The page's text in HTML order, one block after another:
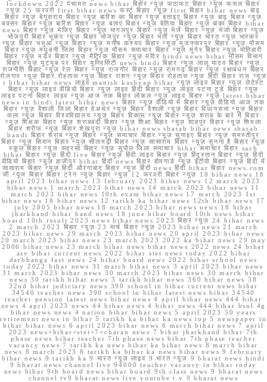
lockdown 2022 पंचायत news bihar बिहार न्यूज़ फटाफट बिहार न्यूज़ फसल बिहार
न्यूज़ 25 फरवरी first bihar news फर्स्ट बिहार न्यूज़ first बिहार bihar news बाढ़
बिहार न्यूज़ बेगूसराय बिहार न्यूज़ बारिश का बिहार न्यूज़ बताइए बिहार न्यूज़ बाढ़ बिहार न्यूज़
बक्सर बिहार न्यूज़ बारिश बिहार न्यूज़ बताएं बिहार न्यूज़ बेतिया बिहार न्यूज़ बांका बिहार bihar
news बिहार न्यूज़ भेजिए बिहार न्यूज़ भागलपुर बिहार न्यूज़ भेजें बिहार न्यूज़ भेजो बिहार न्यूज़
भोजपुरी बिहार भूकंप न्यूज़ बिहार भोजपुर न्यूज़ बिहार भर्ती न्यूज़ बिहार भारत न्यूज़ भास्कर
न्यूज़ बिहार भभुआ न्यूज़ बिहार न्यूज़ मनीष कश्यप बिहार न्यूज़ मुजफ्फरपुर बिहार न्यूज़ मौसम
बिहार न्यूज़ मधुबनी जिला बिहार न्यूज़ मौसम समाचार बिहार न्यूज़ मुंगेर बिहार न्यूज़ मोतिहारी
बिहार न्यूज़ मर्डर बिहार न्यूज़ मैट्रिक बिहार न्यूज़ मंदिर hindi news bihar मौसम विभाग
बिहार न्यूज़ यूट्यूब पर बिहार यूनिवर्सिटी news hindi बिहार न्यूज़ लालू यादव बिहार न्यूज़
राजनीति बिहार न्यूज़ रेल बिहार न्यूज़ राजगीर बिहार न्यूज़ रामगढ़ बिहार न्यूज़ रक्षाबंधन बिहार
रोजगार न्यूज़ बिहार रोहतास न्यूज़ बिहार राशन न्यूज़ बिहार रोहतास न्यूज़ हिंदी बिहार राज न्यूज़
r bihar bihar news लाइव manish kashyap bihar न्यूज़ लाइव बिहार न्यूज़ लेटेस्ट
बिहार न्यूज़ लाइव वीडियो बिहार न्यूज़ लाइव हिंदी बिहार न्यूज़ लाइव पटना टुडे बिहार न्यूज़
लाइव पटना बिहार लाइव न्यूज़ आज तक बिहार लोकल न्यूज़ लाइव बिहार न्यूज़ latest bihar
news in hindi latest bihar news बिहार न्यूज़ वीडियो में बिहार न्यूज़ वीडियो आज तक
बिहार न्यूज़ वैशाली जिला बिहार वेअथेर न्यूज़ बिहार वैशाली न्यूज़ बिहार विधानसभा न्यूज़ बिहार
वाला न्यूज़ बिहार विश्वविद्यालय न्यूज़ बिहार विकास न्यूज़ बिहार न्यूज़ शराब के बारे में बिहार
न्यूज़ शिक्षक बिहार न्यूज़ शराबबंदी बिहार न्यूज़ शिक्षा बिहार न्यूज़ शाहपुर बिहार न्यूज़ शिमला
बिहार शरीफ न्यूज़ बिहार शेखपुरा न्यूज़ bihar news sharab bihar news sharab
bandi बिहार शराब न्यूज़ बिहार न्यूज़ समाचार बिहार न्यूज़ सुनाइए बिहार न्यूज़ समस्तीपुर
बिहार न्यूज़ सिवान बिहार न्यूज़ सीतामढ़ी बिहार न्यूज़ सासाराम बिहार न्यूज़ सुनना है बिहार न्यूज़
स्कूल बिहार न्यूज़ सहरसा बिहार न्यूज़ सुपौल जिला समाचार bihar समाचार बिहार sach
bihar बिहार न्यूज़ हिंदी live बिहार न्यूज़ हिंदी लाइव बिहार न्यूज़ हिंदुस्तान बिहार न्यूज़ हिंदी
वीडियो बिहार न्यूज़ हाजीपुर bihar हिंदी news बिहार होमगार्ड न्यूज़ ईटीवी बिहार न्यूज़ हिंदी में
सासाराम बिहार न्यूज़ हिंदी औरंगाबाद बिहार न्यूज़ हिंदी news हिंदी bihar बिहार news.com
जी न्यूज बिहार बिहार ट्रेन न्यूज़ बिहार न्यूज़ 12 फरवरी बिहार न्यूज़ 18 bihar news 18
april 2023 bihar news 13 february 2023 bihar news 12 march 2023
bihar news 1 march 2023 bihar news 14 march 2023 bihar news 11
march 2023 bihar news 10th exam bihar news 17 march 2023 1st
bihar news 18 bihar news 12 tarikh ka bihar news 12th bihar news 17
july 2005 bihar news 18 march 2023 bihar news news 18 bihar
jharkhand bihar band news 18 june bihar board 10th news bihar
board 10th result 2023 news bihar news 2023 बिहार न्यूज़ 24 bihar news
2 march 2023 बिहार न्यूज़ 23 मार्च बिहार न्यूज़ 2023 bihar news 21 march
2023 bihar news 29 march 2023 bihar news 20 april 2023 bihar news
20 march 2023 bihar news 23 march 2023 2022 ka bihar news 29 may
2006 bihar news 23 march bihar news bihar news 2022 news 24 bihar
asv bihar current news 2022 bihar stet news today 2022 bihar
darbhanga fast news 24 bihar board news 2022 bihar school news
today 2022 bihar news 31 march bihar news 3 april 2023 bihar news
31 march 2023 bihar news 30 march 2023 bihar news 30 march bihar
news 30 tarikh bihar news 3 tarikh bihar news 360 bihar news 38
32nd bihar judiciary news 390 school in bihar current news bihar
34540 teacher news 390 school in bihar latest news bihar 34540
teacher pension latest news bihar news 4 april bihar news 444 bihar
news 4 april 2023 news 44 bihar news 4 bihar news 444 bihar bsnl 4g
bihar news news 4 nation bihar bihar news 5 april 2023 50 years
retirement news in bihar 5 tarikh ka bihar ka news top 5 newspaper in
bihar bihar news 6 april 2023 bihar news 6 march bihar news 7 april
2023 news+bihar+stet+7+charan news 7 bihar jharkhand bihar 7th
phase news bihar teacher 7th phase news bihar 7th phase teacher
vacancy news 7 tarikh ka news bihar ka bihar news 8 march bihar
news 8 march 2023 8 tarikh ka bihar ka news bihar news 9 february
bihar news 9 tarikh ka 9 भारत न्यूज़ लाइव 9 भारत न्यूज़ 9 bharat news hindi
9 bharat news channel live 94000 teacher vacancy in bihar today
news bihar 9th board news bihar board 9th class news 9 bharat news
channel tv9 bharat news live youtube t v 9 bharat news